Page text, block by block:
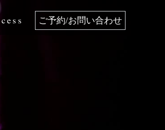
ご予約/お問い合わせ